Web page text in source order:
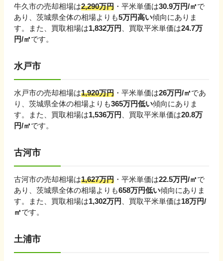
牛久市の売却相場は2,290万円 ・平米単価は30.9万円/㎡で
あり、 茨城県全体の相場よりも5万円高い傾向にありま
す。
また、買取相場は1,832万円 、買取平米単価は24.7万
円/㎡です。
水戸市
水戸市の売却相場は1,920万円 ・平米単価は26万円/㎡であ
り、 茨城県全体の相場よりも365万円低い傾向にありま
す。
また、買取相場は1,536万円 、買取平米単価は20.8万
円/㎡です。
古河市
古河市の売却相場は1,627万円 ・平米単価は22.5万円/㎡で
あり、 茨城県全体の相場よりも658万円低い傾向にありま
す。
また、買取相場は1,302万円 、買取平米単価は18万円/
㎡です。
土浦市